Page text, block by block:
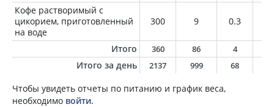
Кофе растворимый с
цикорием, приготовленный
на воде
300 9 0.3
Итого 360 86 4
Итого за день 2137 999 68
Чтобы увидеть отчеты по питанию и график веса,
необходимо войти.